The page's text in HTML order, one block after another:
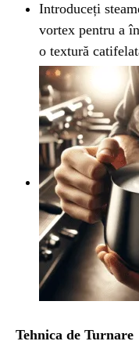
Introduceți
vortex pentru a
o textură
Tehnica de Turnare